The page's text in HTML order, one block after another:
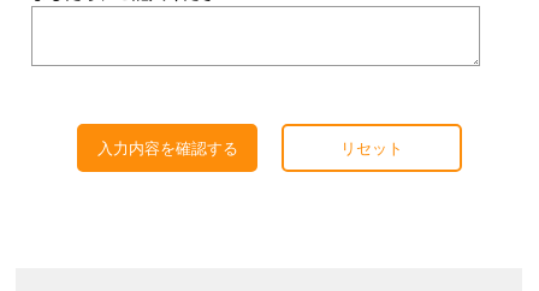
入力内容を確認する リセット